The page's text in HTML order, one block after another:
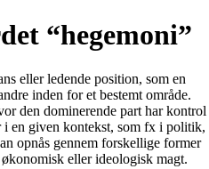
“hegemoni”
eller ledende position, som en
inden for et bestemt område.
den dominerende part har kontrol
i en given kontekst, som fx i politik,
opnås gennem forskellige former
eller ideologisk magt.